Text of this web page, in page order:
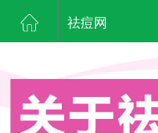
祛痘网